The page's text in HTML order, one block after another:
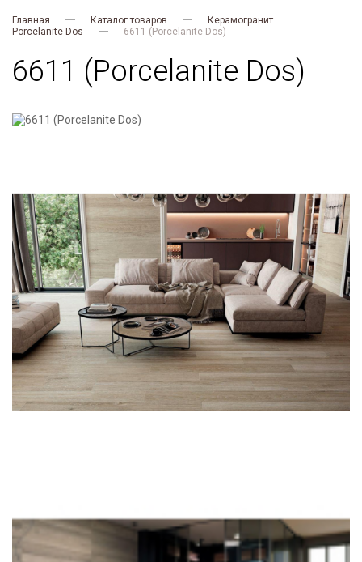
Главная Каталог товаров
Керамогранит
Porcelanite Dos
6611 (Porcelanite Dos)
6611 (Porcelanite Dos)